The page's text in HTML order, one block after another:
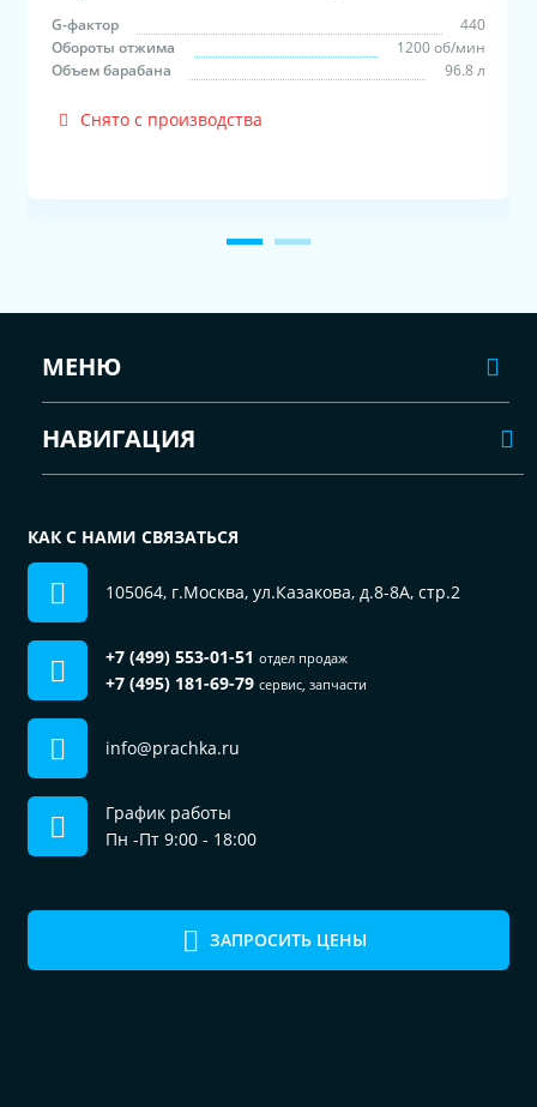
G-фактор
440
Обороты отжима
1200 об/мин
Объем барабана
96.8 л
Снято с производства
ЗАПРОСИТЬ ЦЕНЫ
МЕНЮ
НАВИГАЦИЯ
КАК С НАМИ СВЯЗАТЬСЯ
105064, г.Москва, ул.Казакова, д.8-8А, стр.2
+7 (499) 553-01-51 отдел продаж
+7 (495) 181-69-79 сервис, запчасти
info@prachka.ru
График работы
Пн -Пт 9:00 - 18:00